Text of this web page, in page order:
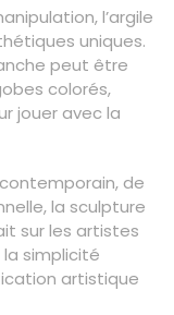
l’argile
uniques.
peut être
colorés,
jouer avec la
de
la sculpture
sur les artistes
la simplicité
artistique